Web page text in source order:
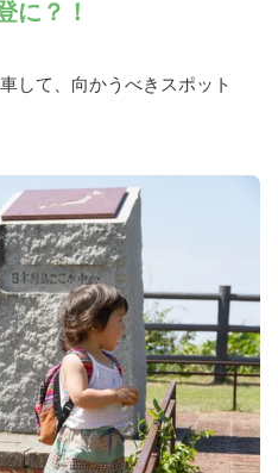
に？！
して、向かうべきスポット